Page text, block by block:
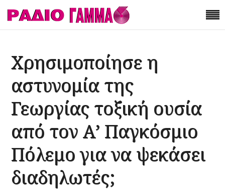
Χρησιμοποίησε η
αστυνομία της
Γεωργίας τοξική ουσία
από τον Α’ Παγκόσμιο
Πόλεμο για να ψεκάσει
διαδηλωτές;